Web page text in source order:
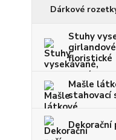
Dárkové
Stuhy
floristické
Mašle
stahovací
Dekorační